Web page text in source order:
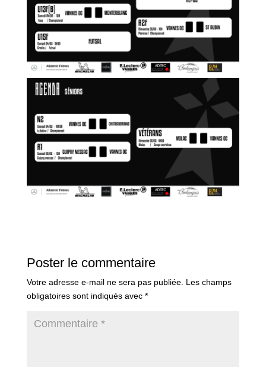
Poster le commentaire
Votre adresse e-mail ne sera pas publiée. Les champs
obligatoires sont indiqués avec *